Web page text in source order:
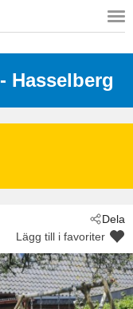
- Hasselberg
Dela
Lägg till i favoriter